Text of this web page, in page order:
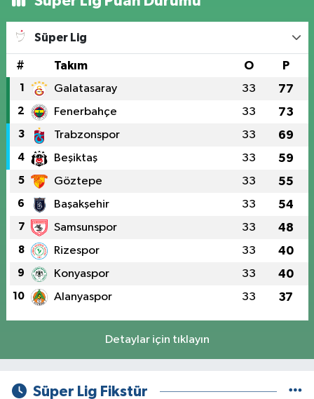
Süper Lig
# Takım O P
1 Galatasaray 33 77
2 Fenerbahçe 33 73
3 Trabzonspor 33 69
4 Beşiktaş 33 59
5 Göztepe 33 55
6 Başakşehir 33 54
7 Samsunspor 33 48
8 Rizespor 33 40
9 Konyaspor 33 40
10 Alanyaspor 33 37
Detaylar için tıklayın
Süper Lig Fikstür